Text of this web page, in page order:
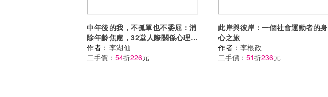
中年後的我，不孤單也不委屈：消
除年齡焦慮，32堂人際關係心理
課，找回最舒服的距離
作者： 李湖仙
二手價： 54折226元
此岸與彼岸：一個社會運動者的身
心之旅
作者： 李根政
二手價： 51折236元